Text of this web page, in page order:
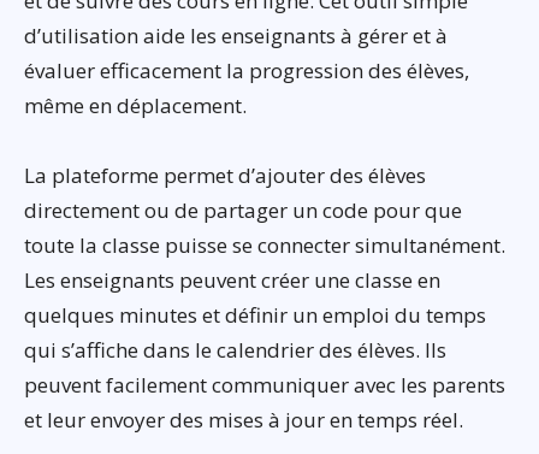
d’utilisation aide les enseignants à gérer et à
évaluer efficacement la progression des élèves,
même en déplacement.
La plateforme permet d’ajouter des élèves
directement ou de partager un code pour que
toute la classe puisse se connecter simultanément.
Les enseignants peuvent créer une classe en
quelques minutes et définir un emploi du temps
qui s’affiche dans le calendrier des élèves. Ils
peuvent facilement communiquer avec les parents
et leur envoyer des mises à jour en temps réel.